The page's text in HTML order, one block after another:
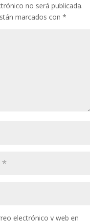
no será publicada.
marcados con *
electrónico y web en